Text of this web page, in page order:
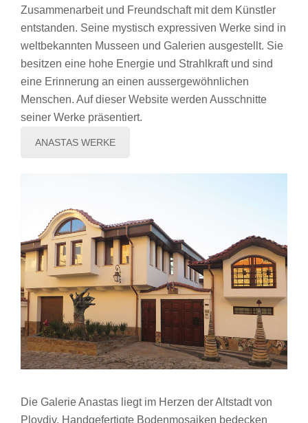
Zusammenarbeit und Freundschaft mit dem Künstler
entstanden. Seine mystisch expressiven Werke sind in
weltbekannten Musseen und Galerien ausgestellt. Sie
besitzen eine hohe Energie und Strahlkraft und sind
eine Erinnerung an einen aussergewöhnlichen
Menschen. Auf dieser Website werden Ausschnitte
seiner Werke präsentiert.
ANASTAS WERKE
Die Galerie Anastas liegt im Herzen der Altstadt von
Plovdiv. Handgefertigte Bodenmosaiken bedecken